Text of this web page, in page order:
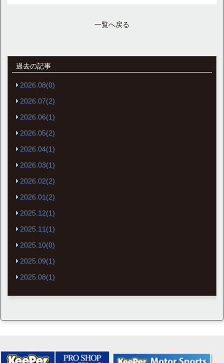
一覧へ戻る
過去の記事
2026.08(0)
2026.07(2)
2026.06(1)
2026.05(2)
2026.04(1)
2026.03(1)
2026.02(2)
2026.01(2)
2025.12(1)
2025.11(1)
2025.10(0)
2025.09(1)
2025.08(1)